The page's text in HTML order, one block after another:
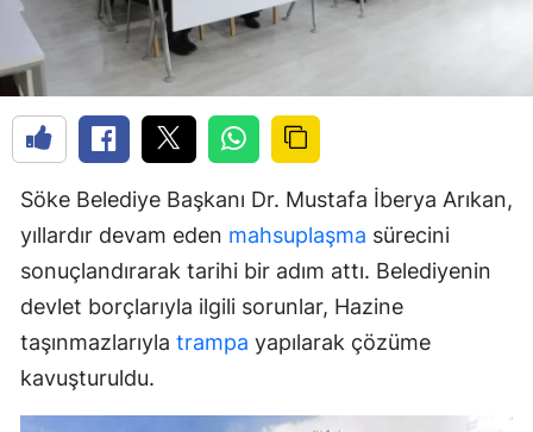
Söke Belediye Başkanı Dr. Mustafa İberya Arıkan,
yıllardır devam eden mahsuplaşma sürecini
sonuçlandırarak tarihi bir adım attı. Belediyenin
devlet borçlarıyla ilgili sorunlar, Hazine
taşınmazlarıyla trampa yapılarak çözüme
kavuşturuldu.